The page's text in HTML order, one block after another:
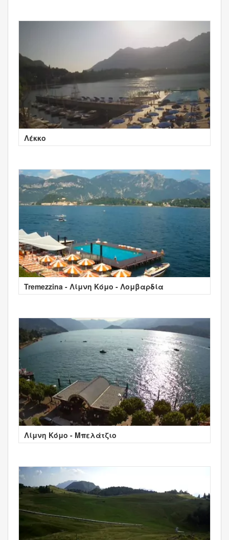
Λέκκο
Tremezzina - Λίμνη Κόμο - Λομβαρδία
Λίμνη Κόμο - Μπελάτζιο